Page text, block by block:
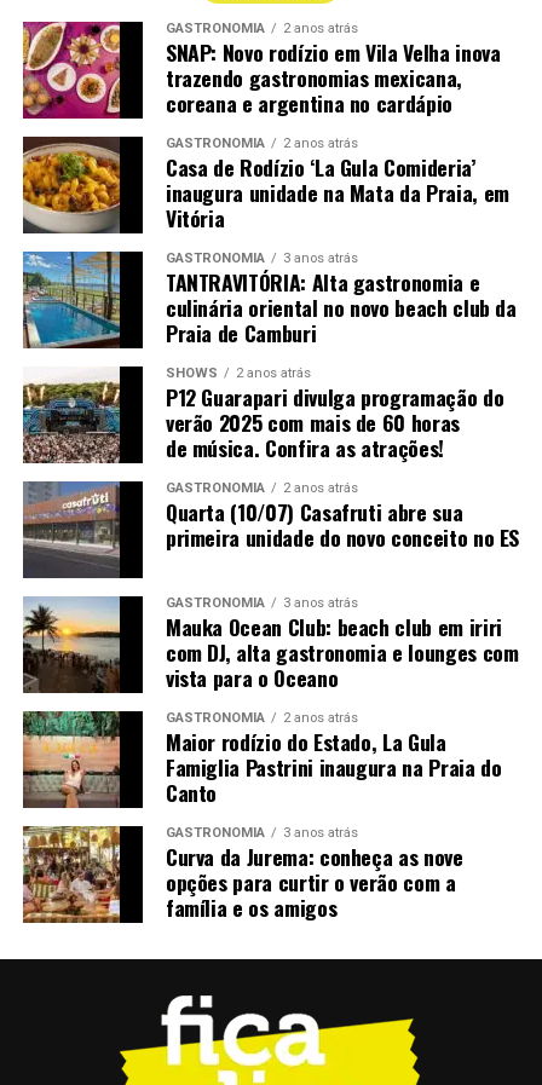
Espumante Garibaldi VG Nature Blanc De Blanc –
produtor Serra Gaúcha; uva 100% Chardonnay; safra
Não Safrado
Puro Uno – produtor Puro Uno/Vale Do Uco; uva Pinot
Noir e Chardonnay; safra S/N
Vinho Sobremesa
Gravuras de Côa Doc Porto White – produtor Douro; uva
Códega do Larinho, Gouveio, Rabigato e Viosinho; safra
Salton Atos Licoroso – produtor Campanha Gaúcha; uva
Chardonnay; safra NA
San Jose de Apalta Late Havest – produtor San Jose de
Apalta Late Havest; uva Viogner; safra 2020
Terrazas Petit Maseng – produtor Argentina; uva Petit
Maseng; safra NA
Vinho Licoroso Eden – produtor Vale Trentino –
Farroupilha/RS Brasil; uva Moscatos Aromáticos; safra
S/SF
Tinto Velho Mundo
Cantanhede Res – produtor Beira Atlantica Portugal;
uva Baga; safra 2021
Mouchão TN 750 ml – produtor Mouchão, Portugal,
Alentejo; uva Alicant Bouschet, Trincadeira; safra 2018
Quinta da Bacalhoa Tinto – produtor Península de
Setúbal; uva Carbenet Sauvignon, Merlot; safra 2018
Solestá – produtor Velenosi, Itália; uva Montepulciano,
Sangiovese; safra 2022
GASTRONOMIA 2 anos atrás
SNAP: Novo rodízio em Vila Velha inova
trazendo gastronomias mexicana,
coreana e argentina no cardápio
GASTRONOMIA 2 anos atrás
Casa de Rodízio ‘La Gula Comideria’
inaugura unidade na Mata da Praia, em
Vitória
GASTRONOMIA 3 anos atrás
TANTRAVITÓRIA: Alta gastronomia e
culinária oriental no novo beach club da
Praia de Camburi
SHOWS 2 anos atrás
P12 Guarapari divulga programação do
verão 2025 com mais de 60 horas
de música. Confira as atrações!
GASTRONOMIA 2 anos atrás
Quarta (10/07) Casafruti abre sua
primeira unidade do novo conceito no ES
GASTRONOMIA 3 anos atrás
Mauka Ocean Club: beach club em iriri
com DJ, alta gastronomia e lounges com
vista para o Oceano
GASTRONOMIA 2 anos atrás
Maior rodízio do Estado, La Gula
Famiglia Pastrini inaugura na Praia do
Canto
GASTRONOMIA 3 anos atrás
Curva da Jurema: conheça as nove
opções para curtir o verão com a
família e os amigos